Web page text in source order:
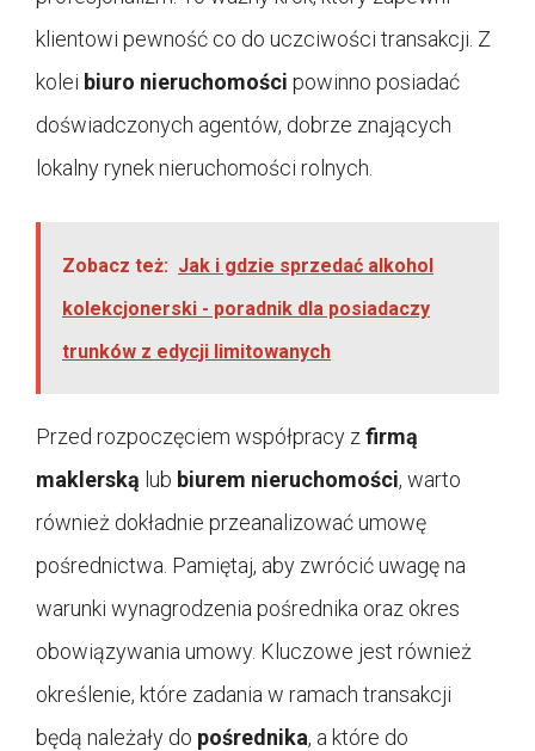
klientowi pewność co do uczciwości transakcji. Z
kolei biuro nieruchomości powinno posiadać
doświadczonych agentów, dobrze znających
lokalny rynek nieruchomości rolnych.
Zobacz też: Jak i gdzie sprzedać alkohol
kolekcjonerski - poradnik dla posiadaczy
trunków z edycji limitowanych
Przed rozpoczęciem współpracy z firmą
maklerską lub biurem nieruchomości, warto
również dokładnie przeanalizować umowę
pośrednictwa. Pamiętaj, aby zwrócić uwagę na
warunki wynagrodzenia pośrednika oraz okres
obowiązywania umowy. Kluczowe jest również
określenie, które zadania w ramach transakcji
będą należały do pośrednika, a które do